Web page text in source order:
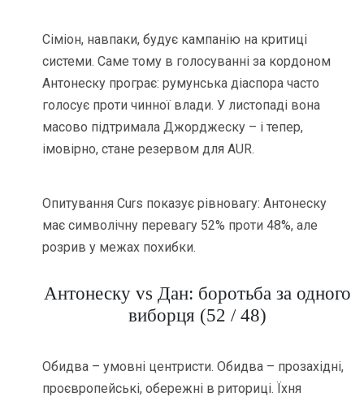
Сіміон, навпаки, будує кампанію на критиці
системи. Саме тому в голосуванні за кордоном
Антонеску програє: румунська діаспора часто
голосує проти чинної влади. У листопаді вона
масово підтримала Джорджеску – і тепер,
імовірно, стане резервом для AUR.
Опитування Curs показує рівновагу: Антонеску
має символічну перевагу 52% проти 48%, але
розрив у межах похибки.
Антонеску vs Дан: боротьба за одного
виборця (52 / 48)
Обидва – умовні центристи. Обидва – прозахідні,
проєвропейські, обережні в риториці. Їхня